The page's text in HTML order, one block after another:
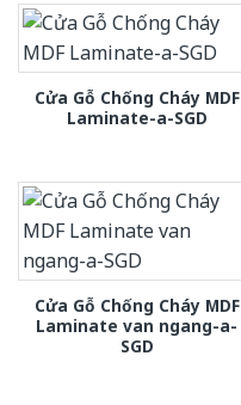
Cửa Gỗ Chống Cháy MDF
Laminate-a-SGD
Cửa Gỗ Chống Cháy MDF
Laminate van ngang-a-
SGD